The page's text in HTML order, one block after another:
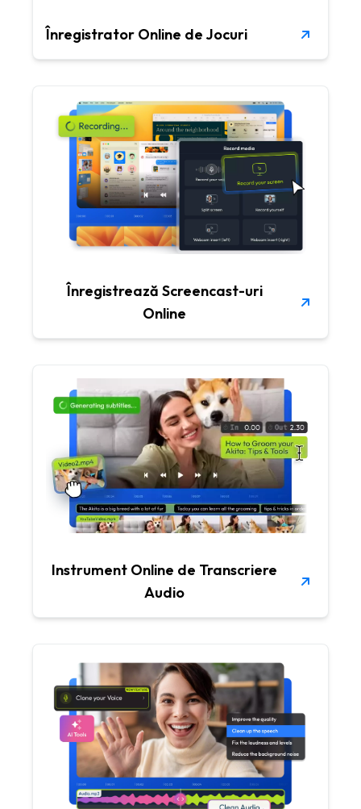
Înregistrator Online de Jocuri
Înregistrează Screencast-uri
Online
Instrument Online de Transcriere
Audio